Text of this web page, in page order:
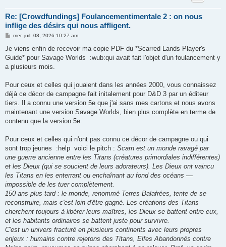
Re: [Crowdfundings] Foulancementimentale 2 : on nous
inflige des désirs qui nous affligent.
M
s
a
g
e
mer. juil. 08, 2026 10:27 am
Je viens enfin de recevoir ma copie PDF du *Scarred Lands Player's
Guide* pour Savage Worlds :wub:qui avait fait l'objet d'un foulancement y
a plusieurs mois.
Pour ceux et celles qui jouaient dans les années 2000, vous connaissez
déjà ce décor de campagne fait initalement pour D&D 3 par un éditeur
tiers. Il a connu une version 5e que j'ai sans mes cartons et nous avons
maintenant une version Savage Worlds, bien plus complète en terme de
contenu que la version 5e.
Pour ceux et celles qui n'ont pas connu ce décor de campagne ou qui
sont trop jeunes :help voici le pitch : Scarn est un monde ravagé par
une guerre ancienne entre les Titans (créatures primordiales indifférentes)
et les Dieux (qui se soucient de leurs adorateurs). Les Dieux ont vaincu
les Titans en les enterrant ou enchaînant au fond des océans —
impossible de les tuer complètement.
150 ans plus tard : le monde, renommé Terres Balafrées, tente de se
reconstruire, mais c'est loin d'être gagné. Les créations des Titans
cherchent toujours à libérer leurs maîtres, les Dieux se battent entre eux,
et les habitants ordinaires se battent juste pour survivre.
C'est un univers fracturé en plusieurs continents avec leurs propres
enjeux : humains contre rejetons des Titans, Elfes Abandonnés contre